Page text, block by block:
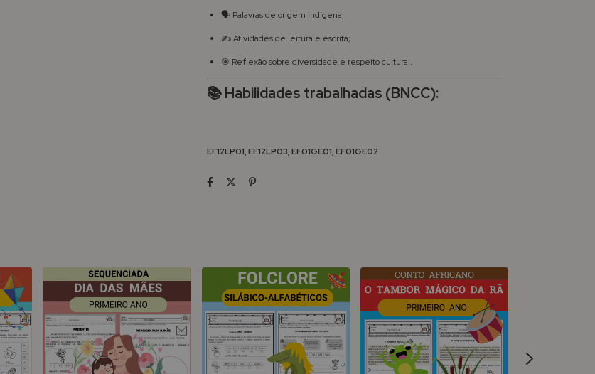
🗣️ Palavras de origem indígena;
✍️ Atividades de leitura e escrita;
🎯 Reflexão sobre diversidade e respeito cultural.
📚 Habilidades trabalhadas (BNCC):
EF12LP01, EF12LP03, EF01GE01, EF01GE02